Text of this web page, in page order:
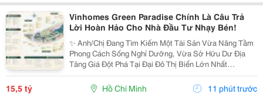
Vinhomes Green Paradise Chính Là Câu Trả
Lời Hoàn Hảo Cho Nhà Đầu Tư Nhạy Bén!
✨ Anh/Chị Đang Tìm Kiếm Một Tài Sản Vừa Nâng Tầm
Phong Cách Sống Nghỉ Dưỡng, Vừa Sở Hữu Dư Địa
Tăng Giá Đột Phá Tại Đại Đô Thị Biển Lớn Nhất
Tp.hcm? Sx11-10 - Phân Khu The Haven Bay (Vịnh
Tiên) - Vinhomes Green Paradise Chính Là Câu Trả Lời
Hoàn...
15,5 tỷ Hồ Chí Minh 11 phút trước